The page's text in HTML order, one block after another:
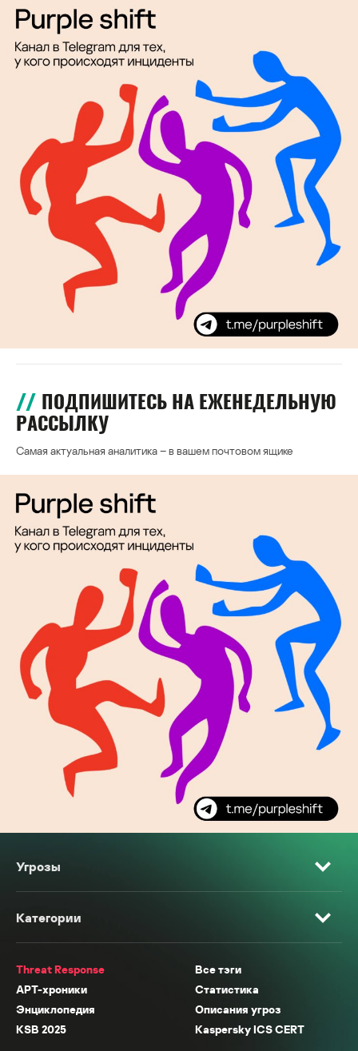
ПОДПИШИТЕСЬ НА ЕЖЕНЕДЕЛЬНУЮ
РАССЫЛКУ
Самая актуальная аналитика – в вашем почтовом ящике
Угрозы
Категории
Threat Response
Все тэги
APT-хроники
Статистика
Энциклопедия
Описания угроз
KSB 2025
Kaspersky ICS CERT